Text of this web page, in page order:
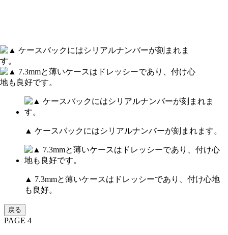
▲ ケースバックにはシリアルナンバーが刻まれます。
▲ 7.3mmと薄いケースはドレッシーであり、付け心地
も良好。
戻る
PAGE 4